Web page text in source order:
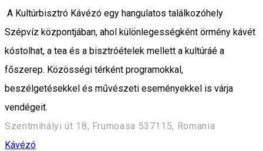
A Kultúrbisztró Kávézó egy hangulatos találkozóhely
Szépvíz központjában, ahol különlegességként örmény kávét
kóstolhat, a tea és a bisztróételek mellett a kultúráé a
főszerep. Közösségi térként programokkal,
beszélgetésekkel és művészeti eseményekkel is várja
vendégeit.
Szentmihályi út 18, Frumoasa 537115, Romania
Kávézó